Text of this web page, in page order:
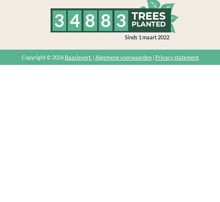
3 4 8 8 3 TREES
PLANTED
Sinds 1 maart 2022
Copyright © 2026 Baaslevert. Algemene voorwaarden| Privacy statement